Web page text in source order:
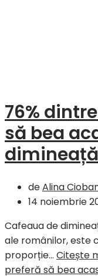
76%
să bea
dimineață
deAlina
14 noiembrie
Cafeaua de
ale românilor, este
proporție… Citește
preferă să bea